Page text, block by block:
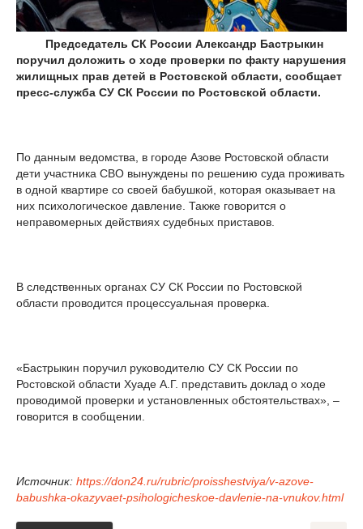
Председатель СК России Александр Бастрыкин
поручил доложить о ходе проверки по факту нарушения
жилищных прав детей в Ростовской области, сообщает
пресс-служба СУ СК России по Ростовской области.
По данным ведомства, в городе Азове Ростовской области
дети участника СВО вынуждены по решению суда проживать
в одной квартире со своей бабушкой, которая оказывает на
них психологическое давление. Также говорится о
неправомерных действиях судебных приставов.
В следственных органах СУ СК России по Ростовской
области проводится процессуальная проверка.
«Бастрыкин поручил руководителю СУ СК России по
Ростовской области Хуаде А.Г. представить доклад о ходе
проводимой проверки и установленных обстоятельствах», –
говорится в сообщении.
Источник: https://don24.ru/rubric/proisshestviya/v-azove-
babushka-okazyvaet-psihologicheskoe-davlenie-na-vnukov.html